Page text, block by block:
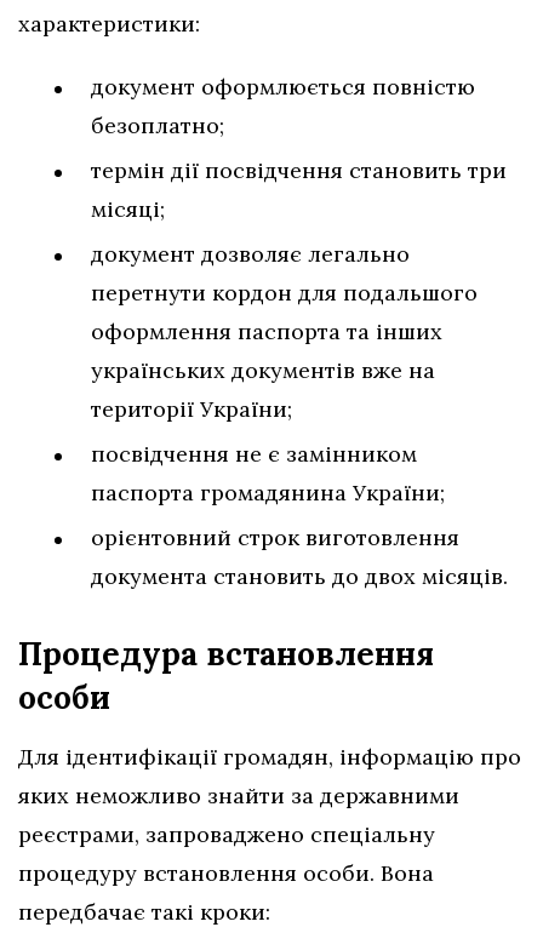
характеристики:
документ оформлюється повністю
безоплатно;
термін дії посвідчення становить три
місяці;
документ дозволяє легально
перетнути кордон для подальшого
оформлення паспорта та інших
українських документів вже на
території України;
посвідчення не є замінником
паспорта громадянина України;
орієнтовний строк виготовлення
документа становить до двох місяців.
Процедура встановлення
особи
Для ідентифікації громадян, інформацію про
яких неможливо знайти за державними
реєстрами, запроваджено спеціальну
процедуру встановлення особи. Вона
передбачає такі кроки: